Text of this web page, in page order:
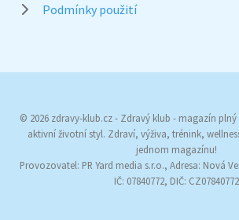
Podmínky použití
© 2026 zdravy-klub.cz - Zdravý klub - magazín
aktivní životní styl. Zdraví, výživa, trénink,
jednom magazínu!
Provozovatel: PR Yard media s.r.o., Adresa: Nová
IČ: 07840772, DIČ: CZ07840772